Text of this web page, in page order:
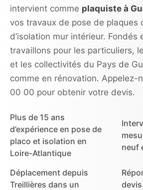
intervient comme plaquiste à
vos travaux de pose de plaques
d’isolation mur intérieur. Fondés
travaillons pour les particuliers,
et les collectivités du Pays de
comme en rénovation. Appelez-
00 00 pour obtenir votre devis.
Plus de 15 ans
d’expérience en pose de
placo et isolation en
Loire-Atlantique
neuf
Déplacement depuis
Treillières dans un